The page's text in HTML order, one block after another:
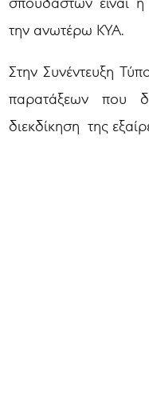
την ανωτέρω ΚΥΑ.
Στην Συνέντευξη
παρατάξεων που
διεκδίκηση της